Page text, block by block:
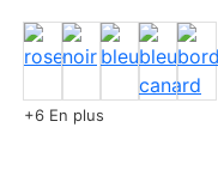
+6 En plus